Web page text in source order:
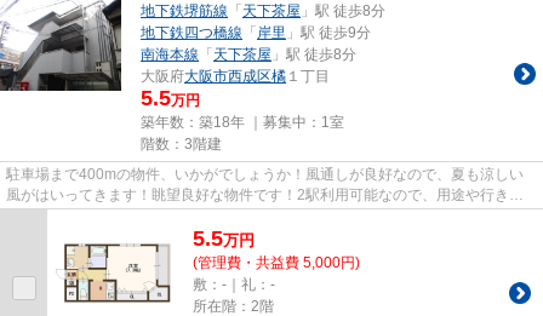
地下鉄堺筋線 「 天下茶屋 」駅 徒歩8分
地下鉄四つ橋線 「 岸里 」駅 徒歩9分
南海本線 「 天下茶屋 」駅 徒歩8分
大阪府大阪市西成区橘 １丁目
5.5万円
築年数：築18年 ｜募集中： 1室
階数：3階建
駐車場まで400mの物件、いかがでしょうか！風通しが良好なので、夏も涼しい
風がはいってきます！眺望良好な物件です！2駅利用可能なので、用途や行き先
5.5万円
(管理費・共益費 5,000円)
敷：-｜礼：-
所在階：2階